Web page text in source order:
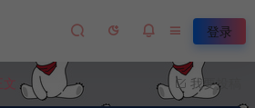
登录
我要投稿